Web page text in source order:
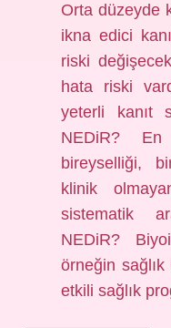
Orta düzeyde
ikna edici
riski
hata riski
yeterli kanıt
NEDiR?
bireyselliği,
klinik
sistematik
NEDiR?
örneğin sağlık
etkili sağlık